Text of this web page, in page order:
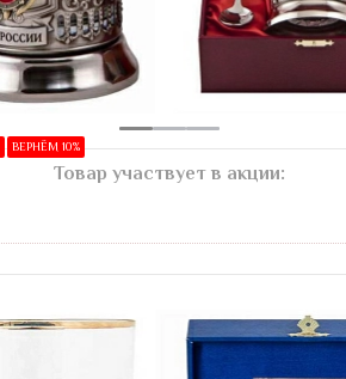
ВЕРНЁМ 10%
Товар участвует в акции: